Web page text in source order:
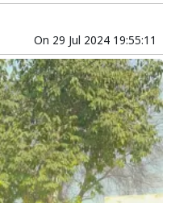
On 29 Jul 2024 19:55:11